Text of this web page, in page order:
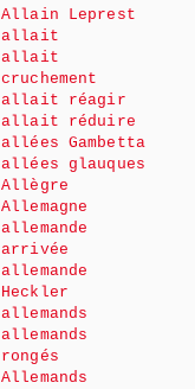
Allain Leprest
allait
allait
cruchement
allait réagir
allait réduire
allées Gambetta
allées glauques
Allègre
Allemagne
allemande
arrivée
allemande
Heckler
allemands
allemands
rongés
Allemands